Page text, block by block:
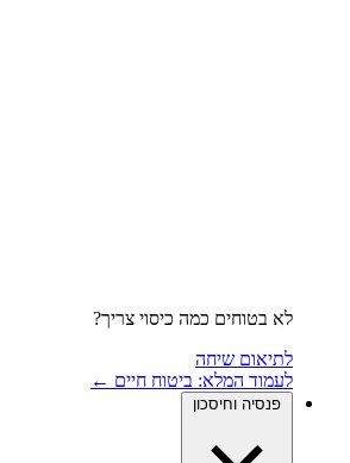
לא בטוחים כמה כיסוי צריך?
לתיאום שיחה
לעמוד המלא: ביטוח חיים ←
פנסיה וחיסכון